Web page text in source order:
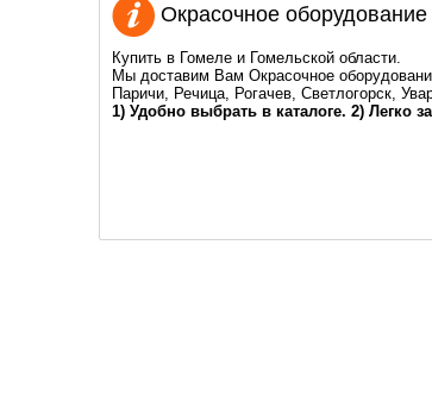
Окрасочное
Купить в Гомеле и Гомельской области.
Мы доставим Вам Окрасочное
Паричи, Речица, Рогачев, Светлогорск,
1) Удобно выбрать в каталоге. 2) Легко